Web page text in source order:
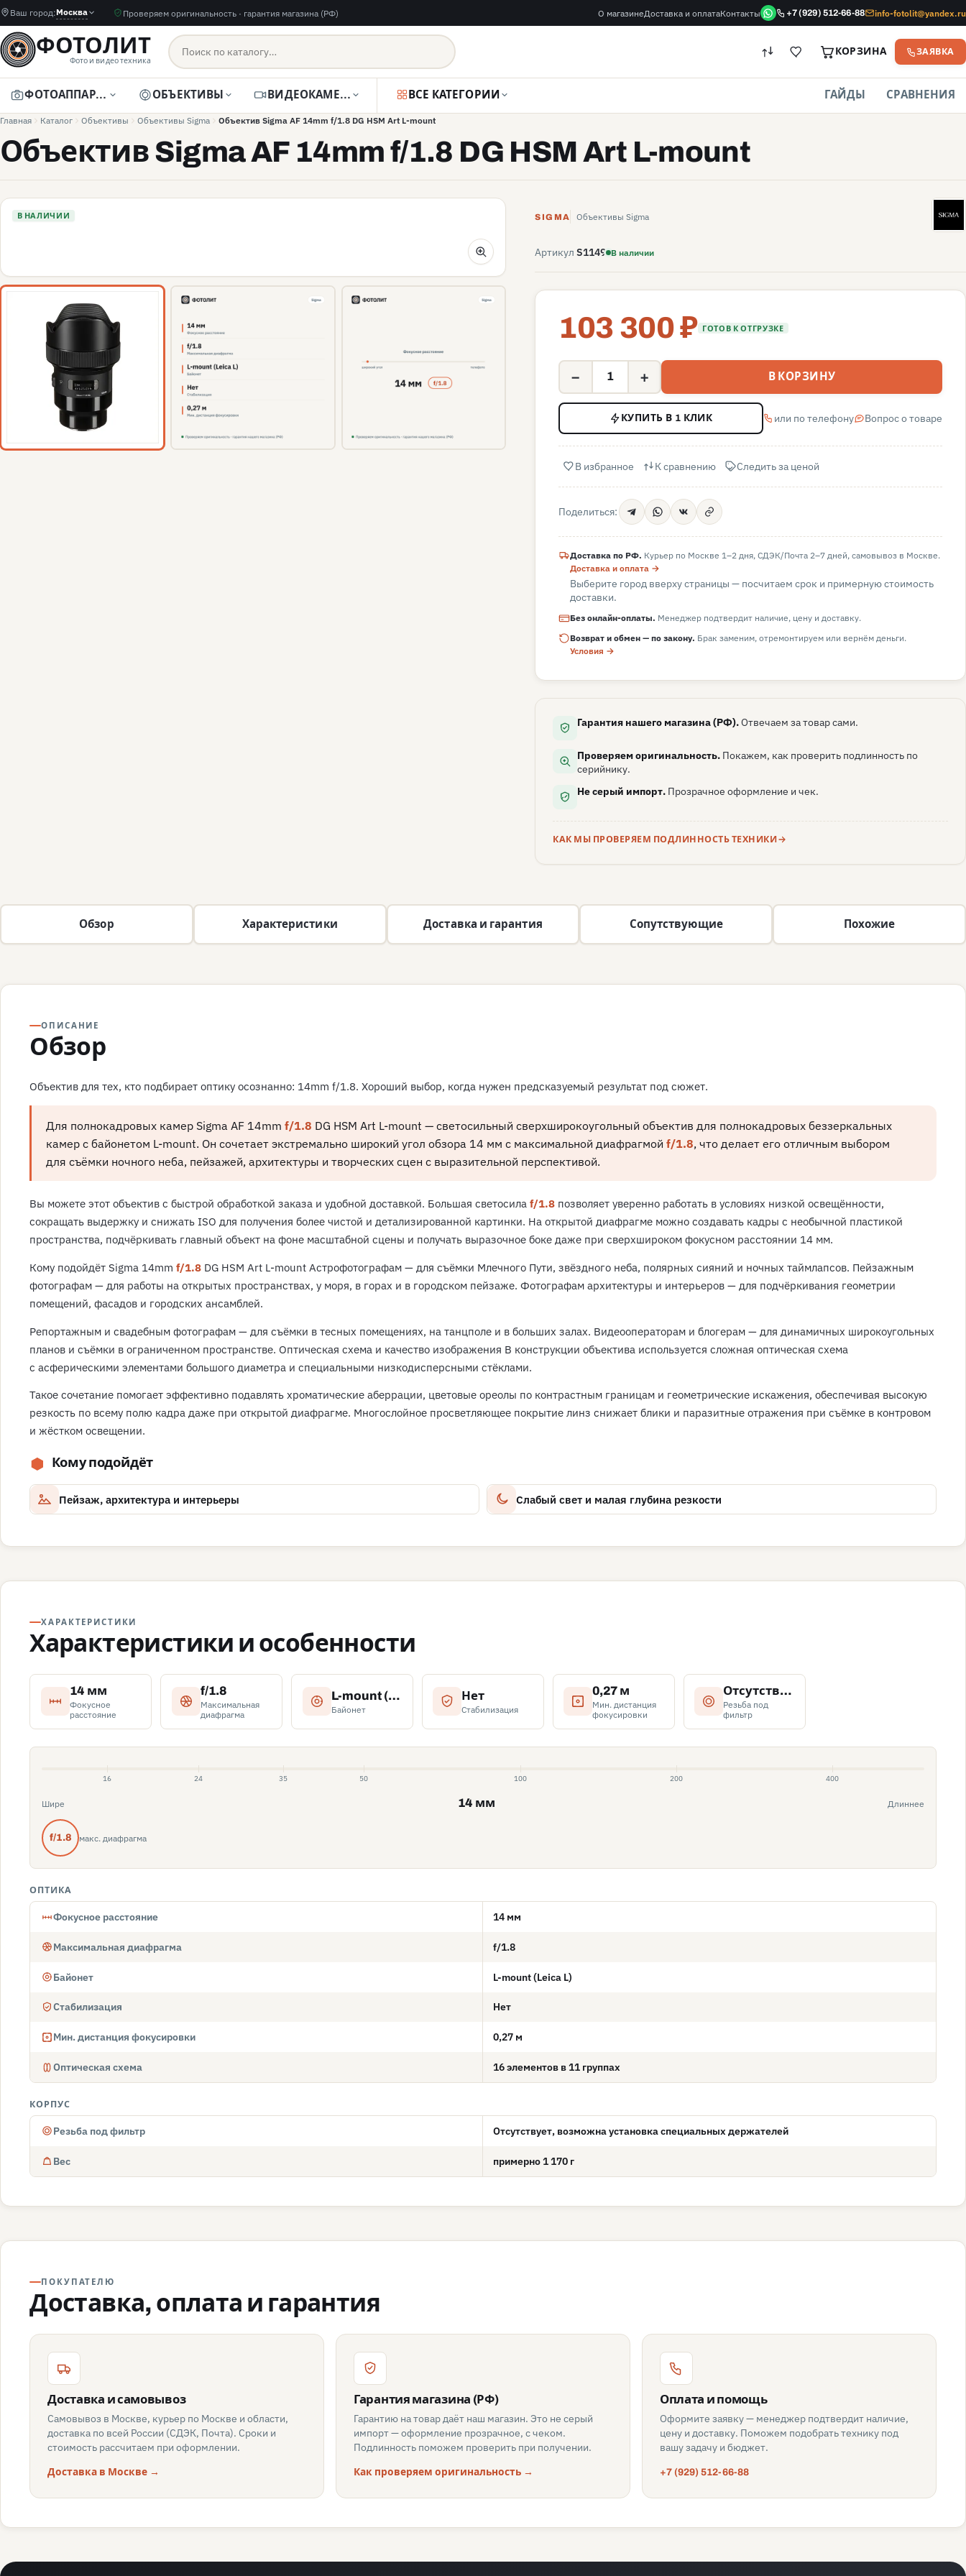
Ваш город:Москва Проверяем оригинальность · гарантия магазина (РФ) О магазинеДоставка и оплатаКонтакты +7 (929) 512-66-88 info-fotolit@yandex.ru
ФОТОЛИТ
Фото и видео техника
КОРЗИНА ЗАЯВКА
ФОТОАППАРАТЫ ОБЪЕКТИВЫ ВИДЕОКАМЕРЫ ВСЕ КАТЕГОРИИ ГАЙДЫ СРАВНЕНИЯ
Главная Каталог Объективы Объективы Sigma Объектив Sigma AF 14mm f/1.8 DG HSM Art L-mount
Объектив Sigma AF 14mm f/1.8 DG HSM Art L-mount
В НАЛИЧИИ SIGMA Объективы Sigma S
АртикулS1149 В наличии
103 300 ₽ ГОТОВ К ОТГРУЗКЕ
− + В КОРЗИНУ
КУПИТЬ В 1 КЛИК или по телефону Вопрос о товаре
В избранное К сравнению Следить за ценой
Поделиться:
Доставка по РФ. Курьер по Москве 1–2 дня, СДЭК/Почта 2–7 дней, самовывоз в Москве.
Доставка и оплата →
Выберите город вверху страницы — посчитаем срок и примерную стоимость
доставки.
Без онлайн-оплаты. Менеджер подтвердит наличие, цену и доставку.
Возврат и обмен — по закону. Брак заменим, отремонтируем или вернём деньги.
Условия →
Гарантия нашего магазина (РФ).Отвечаем за товар сами.
Проверяем оригинальность. Покажем, как проверить подлинность по
серийнику.
Не серый импорт. Прозрачное оформление и чек.
КАК МЫ ПРОВЕРЯЕМ ПОДЛИННОСТЬ ТЕХНИКИ
Обзор Характеристики Доставка и гарантия Сопутствующие Похожие
ОПИСАНИЕ
Обзор
Объектив для тех, кто подбирает оптику осознанно: 14mm f/1.8. Хороший выбор, когда нужен предсказуемый результат под сюжет.
Для полнокадровых камер Sigma AF 14mm f/1.8 DG HSM Art L-mount — светосильный сверхширокоугольный объектив для полнокадровых беззеркальных
камер с байонетом L-mount. Он сочетает экстремально широкий угол обзора 14 мм с максимальной диафрагмой f/1.8, что делает его отличным выбором
для съёмки ночного неба, пейзажей, архитектуры и творческих сцен с выразительной перспективой.
Вы можете этот объектив с быстрой обработкой заказа и удобной доставкой. Большая светосилаf/1.8 позволяет уверенно работать в условиях низкой освещённости,
сокращать выдержку и снижать ISO для получения более чистой и детализированной картинки. На открытой диафрагме можно создавать кадры с необычной пластикой
пространства, подчёркивать главный объект на фоне масштабной сцены и получать выразочное боке даже при сверхшироком фокусном расстоянии 14 мм.
Кому подойдёт Sigma 14mmf/1.8 DG HSM Art L-mount Астрофотографам — для съёмки Млечного Пути, звёздного неба, полярных сияний и ночных таймлапсов. Пейзажным
фотографам — для работы на открытых пространствах, у моря, в горах и в городском пейзаже. Фотографам архитектуры и интерьеров — для подчёркивания геометрии
помещений, фасадов и городских ансамблей.
Репортажным и свадебным фотографам — для съёмки в тесных помещениях, на танцполе и в больших залах. Видеооператорам и блогерам — для динамичных широкоугольных
планов и съёмки в ограниченном пространстве. Оптическая схема и качество изображения В конструкции объектива используется сложная оптическая схема
с асферическими элементами большого диаметра и специальными низкодисперсными стёклами.
Такое сочетание помогает эффективно подавлять хроматические аберрации, цветовые ореолы по контрастным границам и геометрические искажения, обеспечивая высокую
резкость по всему полю кадра даже при открытой диафрагме. Многослойное просветляющее покрытие линз снижает блики и паразитные отражения при съёмке в контровом
и жёстком освещении.
Кому подойдёт
Пейзаж, архитектура и интерьеры Слабый свет и малая глубина резкости
ХАРАКТЕРИСТИКИ
Характеристики и особенности
14 мм
Фокусное
расстояние
f/1.8
Максимальная
диафрагма
L-mount (Leica L)
Байонет
Нет
Стабилизация
0,27 м
Мин. дистанция
фокусировки
Отсутствует, возможна установка специальных держателей
Резьба под
фильтр
16 24 35 50 100 200 400
Шире 14 мм Длиннее
f/1.8 макс. диафрагма
ОПТИКА
Фокусное расстояние 14 мм
Максимальная диафрагма f/1.8
Байонет L-mount (Leica L)
Стабилизация Нет
Мин. дистанция фокусировки 0,27 м
Оптическая схема 16 элементов в 11 группах
КОРПУС
Резьба под фильтр Отсутствует, возможна установка специальных держателей
Вес примерно 1 170 г
ПОКУПАТЕЛЮ
Доставка, оплата и гарантия
Доставка и самовывоз
Самовывоз в Москве, курьер по Москве и области,
доставка по всей России (СДЭК, Почта). Сроки и
стоимость рассчитаем при оформлении.
Доставка в Москве →
Гарантия магазина (РФ)
Гарантию на товар даёт наш магазин. Это не серый
импорт — оформление прозрачное, с чеком.
Подлинность поможем проверить при получении.
Как проверяем оригинальность →
Оплата и помощь
Оформите заявку — менеджер подтвердит наличие,
цену и доставку. Поможем подобрать технику под
вашу задачу и бюджет.
+7 (929) 512-66-88